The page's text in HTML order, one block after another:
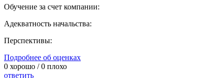
Обучение за счет компании:
Адекватность начальства:
Перспективы:
Подробнее об оценках
0 хорошо /0 плохо
ответить